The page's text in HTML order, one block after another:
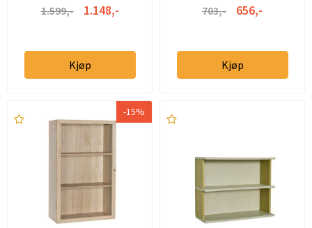
1.599,- 1.148,-
Kjøp
703,- 656,-
Kjøp
-15%